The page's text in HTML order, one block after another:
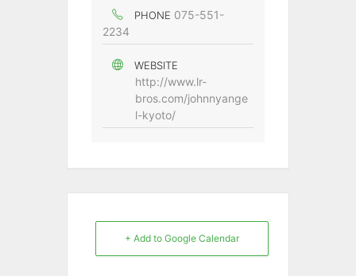
PHONE 075-551-
2234
WEBSITE
http://www.lr-
bros.com/johnnyange
l-kyoto/
+ Add to Google Calendar